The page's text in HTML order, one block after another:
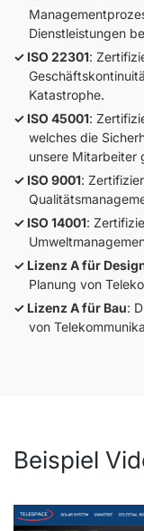
Dienstleistungen
ISO 22301:
Katastrophe.
ISO 45001:
welches die
unsere Mitarbeiter
ISO 9001:
ISO 14001:
Lizenz A für
Planung von
Lizenz A für Bau:
von
Beispiel